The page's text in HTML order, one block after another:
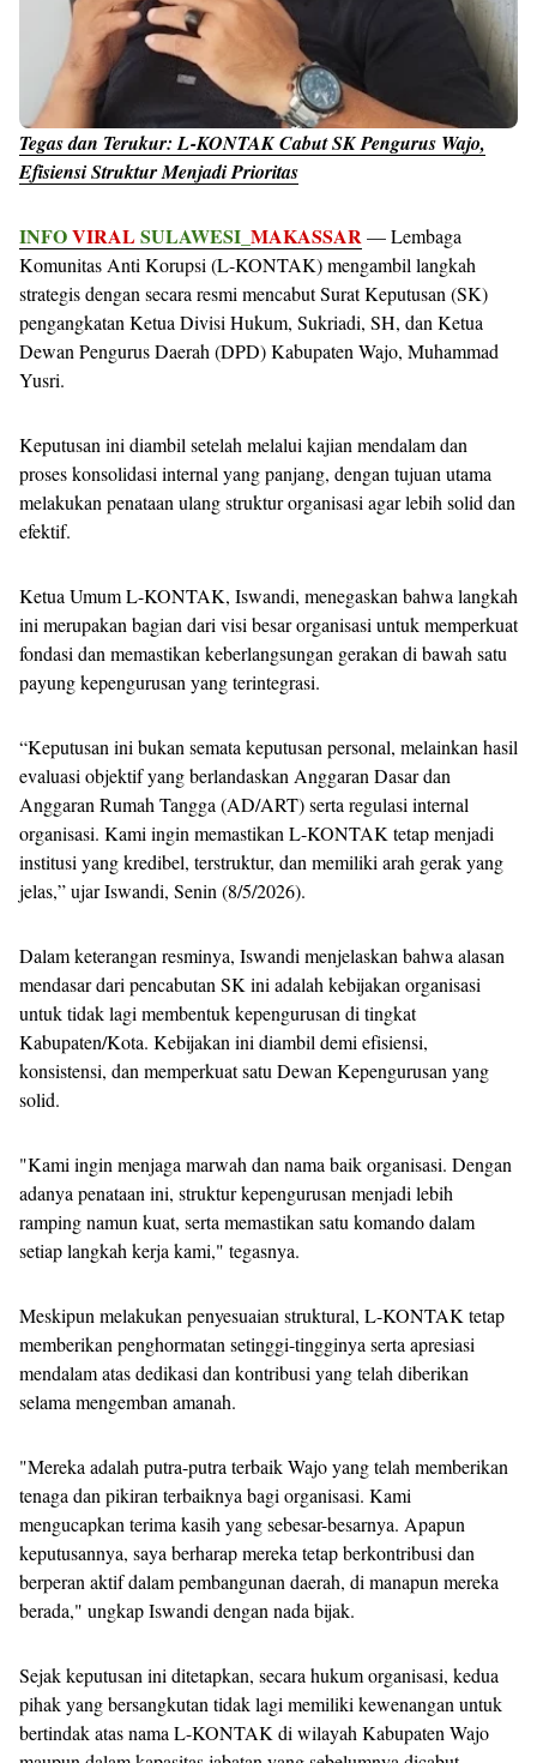
Tegas dan Terukur: L-KONTAK Cabut SK Pengurus Wajo,
Efisiensi Struktur Menjadi Prioritas
INFOVIRALSULAWESI_ MAKASSAR— Lembaga
Komunitas Anti Korupsi (L-KONTAK) mengambil langkah
strategis dengan secara resmi mencabut Surat Keputusan (SK)
pengangkatan Ketua Divisi Hukum, Sukriadi, SH, dan Ketua
Dewan Pengurus Daerah (DPD) Kabupaten Wajo, Muhammad
Yusri.
Keputusan ini diambil setelah melalui kajian mendalam dan
proses konsolidasi internal yang panjang, dengan tujuan utama
melakukan penataan ulang struktur organisasi agar lebih solid dan
efektif.
Ketua Umum L-KONTAK, Iswandi, menegaskan bahwa langkah
ini merupakan bagian dari visi besar organisasi untuk memperkuat
fondasi dan memastikan keberlangsungan gerakan di bawah satu
payung kepengurusan yang terintegrasi.
“Keputusan ini bukan semata keputusan personal, melainkan hasil
evaluasi objektif yang berlandaskan Anggaran Dasar dan
Anggaran Rumah Tangga (AD/ART) serta regulasi internal
organisasi. Kami ingin memastikan L-KONTAK tetap menjadi
institusi yang kredibel, terstruktur, dan memiliki arah gerak yang
jelas,” ujar Iswandi, Senin (8/5/2026).
Dalam keterangan resminya, Iswandi menjelaskan bahwa alasan
mendasar dari pencabutan SK ini adalah kebijakan organisasi
untuk tidak lagi membentuk kepengurusan di tingkat
Kabupaten/Kota. Kebijakan ini diambil demi efisiensi,
konsistensi, dan memperkuat satu Dewan Kepengurusan yang
solid.
"Kami ingin menjaga marwah dan nama baik organisasi. Dengan
adanya penataan ini, struktur kepengurusan menjadi lebih
ramping namun kuat, serta memastikan satu komando dalam
setiap langkah kerja kami," tegasnya.
Meskipun melakukan penyesuaian struktural, L-KONTAK tetap
memberikan penghormatan setinggi-tingginya serta apresiasi
mendalam atas dedikasi dan kontribusi yang telah diberikan
selama mengemban amanah.
"Mereka adalah putra-putra terbaik Wajo yang telah memberikan
tenaga dan pikiran terbaiknya bagi organisasi. Kami
mengucapkan terima kasih yang sebesar-besarnya. Apapun
keputusannya, saya berharap mereka tetap berkontribusi dan
berperan aktif dalam pembangunan daerah, di manapun mereka
berada," ungkap Iswandi dengan nada bijak.
Sejak keputusan ini ditetapkan, secara hukum organisasi, kedua
pihak yang bersangkutan tidak lagi memiliki kewenangan untuk
bertindak atas nama L-KONTAK di wilayah Kabupaten Wajo